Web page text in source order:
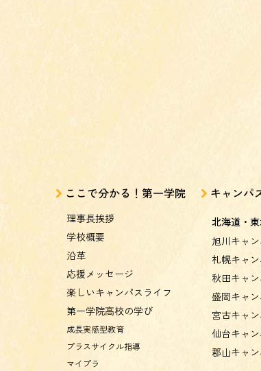
ここで分かる！第一学院
理事長挨拶
学校概要
沿革
応援メッセージ
楽しいキャンパスライフ
第一学院高校の学び
成長実感型教育
プラスサイクル指導
マイプラ
キャンパ
北海道・
旭川キャ
札幌キャ
秋田キャ
盛岡キャ
宮古キャ
仙台キャ
郡山キャ